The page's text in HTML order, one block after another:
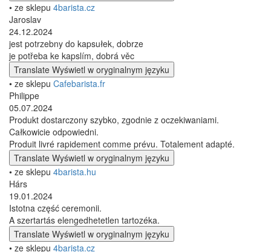
• ze sklepu 4barista.cz
Jaroslav
24.12.2024
jest potrzebny do kapsułek, dobrze
je potřeba ke kapslím, dobrá věc
Translate Wyświetl w oryginalnym języku
• ze sklepu Cafebarista.fr
Philippe
05.07.2024
Produkt dostarczony szybko, zgodnie z oczekiwaniami.
Całkowicie odpowiedni.
Produit livré rapidement comme prévu. Totalement adapté.
Translate Wyświetl w oryginalnym języku
• ze sklepu 4barista.hu
Hárs
19.01.2024
Istotna część ceremonii.
A szertartás elengedhetetlen tartozéka.
Translate Wyświetl w oryginalnym języku
• ze sklepu 4barista.cz